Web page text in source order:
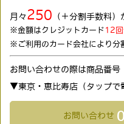
月々 250 （＋分割手数料）
※金額はクレジットカード 12回
※ご利用のカード会社により分
お問い合わせの際は商品番号
▼東京・恵比寿店（タップで
お問い合わせ